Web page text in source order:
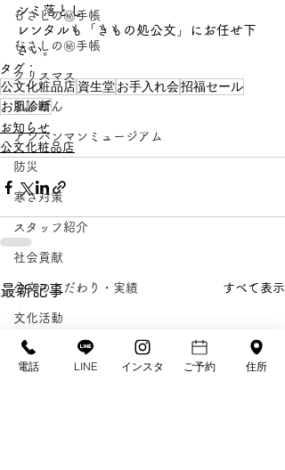
むさしの㊙手帳
むさしの㊙手帳
クリスマス
あんぱん
アンパンマンミュージアム
防災
寒さ対策
スタッフ紹介
社会貢献
公文のこだわり・実績
文化活動
重要なお知らせ
シミ落とし
レンタルも「きもの処公文」にお任せ下
さい。
タグ：
公文化粧品店資生堂お手入れ会招福セール
お肌診断
お知らせ
公文化粧品店
最新記事 すべて表示
電話 LINE インスタ ご予約 住所